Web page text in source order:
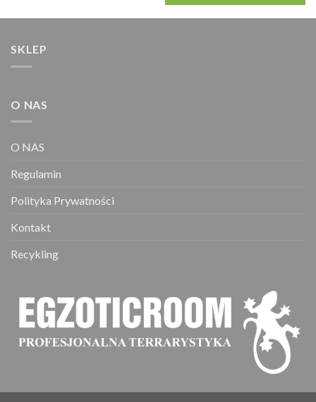
SKLEP
O NAS
O NAS
Regulamin
Polityka Prywatności
Kontakt
Recykling